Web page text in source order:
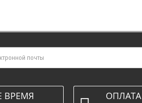
ВРЕМЯ ОПЛАТА